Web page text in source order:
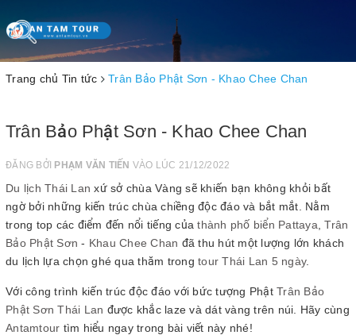
Toggle
navigation
Trang chủ Tin tức Trân Bảo Phật Sơn - Khao Chee Chan
Trân Bảo Phật Sơn - Khao Chee Chan
ĐĂNG BỞI PHẠM VĂN TIẾN VÀO LÚC 21/12/2022
Du lịch Thái Lan xứ sở chùa Vàng sẽ khiến bạn không khỏi bất
ngờ bởi những kiến trúc chùa chiềng độc đáo và bắt mắt. Nằm
trong top các điểm đến nổi tiếng củathành phố biển Pattaya ,Trân
Bảo Phật Sơn - Khau Chee Chan đã thu hút một lượng lớn khách
du lịch lựa chọn ghé qua thăm trong tour Thái Lan 5 ngày.
Với công trình kiến trúc độc đáo với bức tượng Phật Trân Bảo
Phật Sơn Thái Lan được khắc laze và dát vàng trên núi. Hãy cùng
Antamtour tìm hiểu ngay trong bài viết này nhé!